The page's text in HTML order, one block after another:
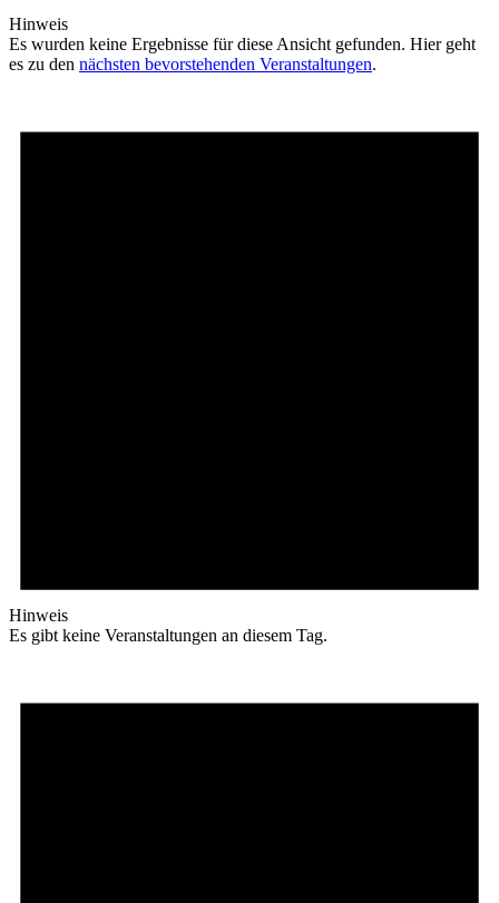
Hinweis
Es wurden keine Ergebnisse für diese Ansicht gefunden. Hier geht
es zu den nächsten bevorstehenden Veranstaltungen.
Hinweis
Es gibt keine Veranstaltungen an diesem Tag.